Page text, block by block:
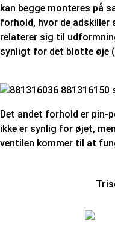
kan begge monteres på
forhold, hvor de adskiller
relaterer sig til
synligt for det blotte øje
Det andet forhold er pin-
ikke er synlig for øjet,
ventilen kommer til at